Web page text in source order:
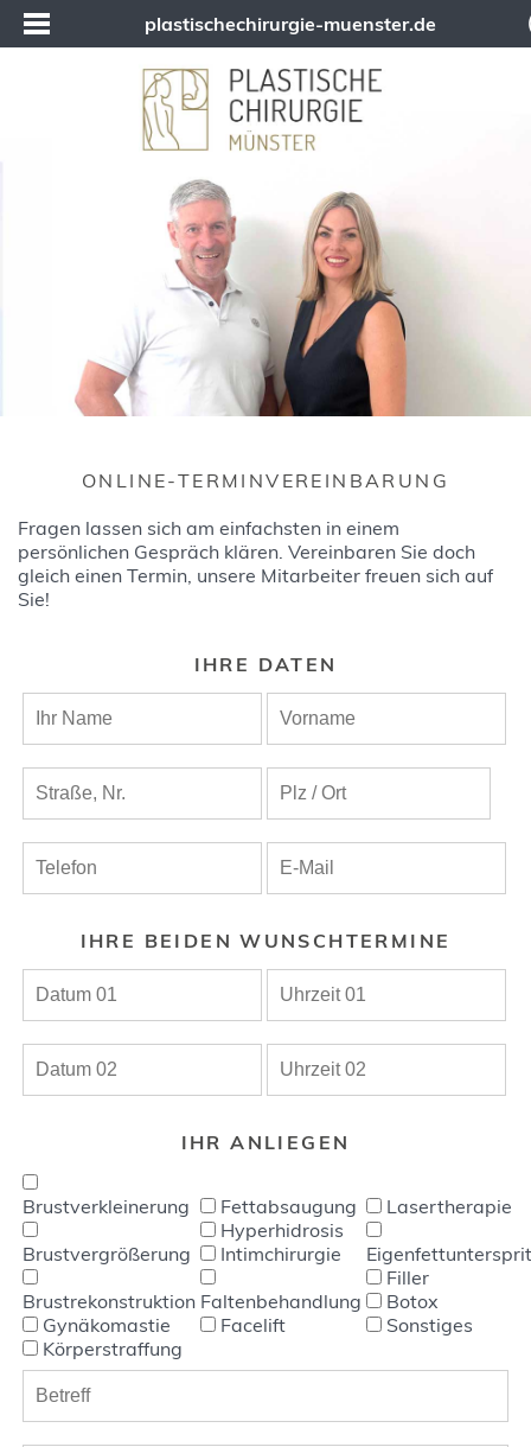
plastischechirurgie-muenster.de
ONLINE-TERMINVEREINBARUNG
Fragen lassen sich am einfachsten in einem
persönlichen Gespräch klären. Vereinbaren Sie doch
gleich einen Termin, unsere Mitarbeiter freuen sich auf
Sie!
IHRE DATEN
IHRE BEIDEN WUNSCHTERMINE
IHR ANLIEGEN
Brustverkleinerung
Brustvergrößerung
Brustrekonstruktion
Gynäkomastie
Körperstraffung
Fettabsaugung
Hyperhidrosis
Intimchirurgie
Faltenbehandlung
Facelift
Lasertherapie
Filler
Botox
Sonstiges